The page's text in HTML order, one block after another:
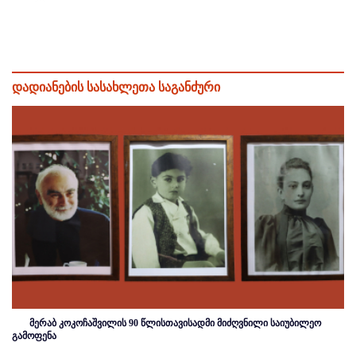
დადიანების სასახლეთა საგანძური
მერაბ კოკოჩაშვილის 90 წლისთავისადმი მიძღვნილი საიუბილეო
გამოფენა